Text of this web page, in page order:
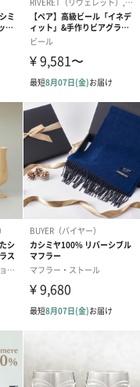
フトへの＋αにおすすめ
540円）
ェ〜国産フル
り〜 3号（864